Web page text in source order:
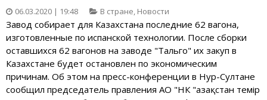
06.03.2020 | 19:48 В стране, Новости
Завод собирает для Казахстана последние 62 вагона,
изготовленные по испанской технологии. После сборки
оставшихся 62 вагонов на заводе "Тальго" их закуп в
Казахстане будет остановлен по экономическим
причинам. Об этом на пресс-конференции в Нур-Султане
сообщил председатель правления АО "НК "Қазақстан темір